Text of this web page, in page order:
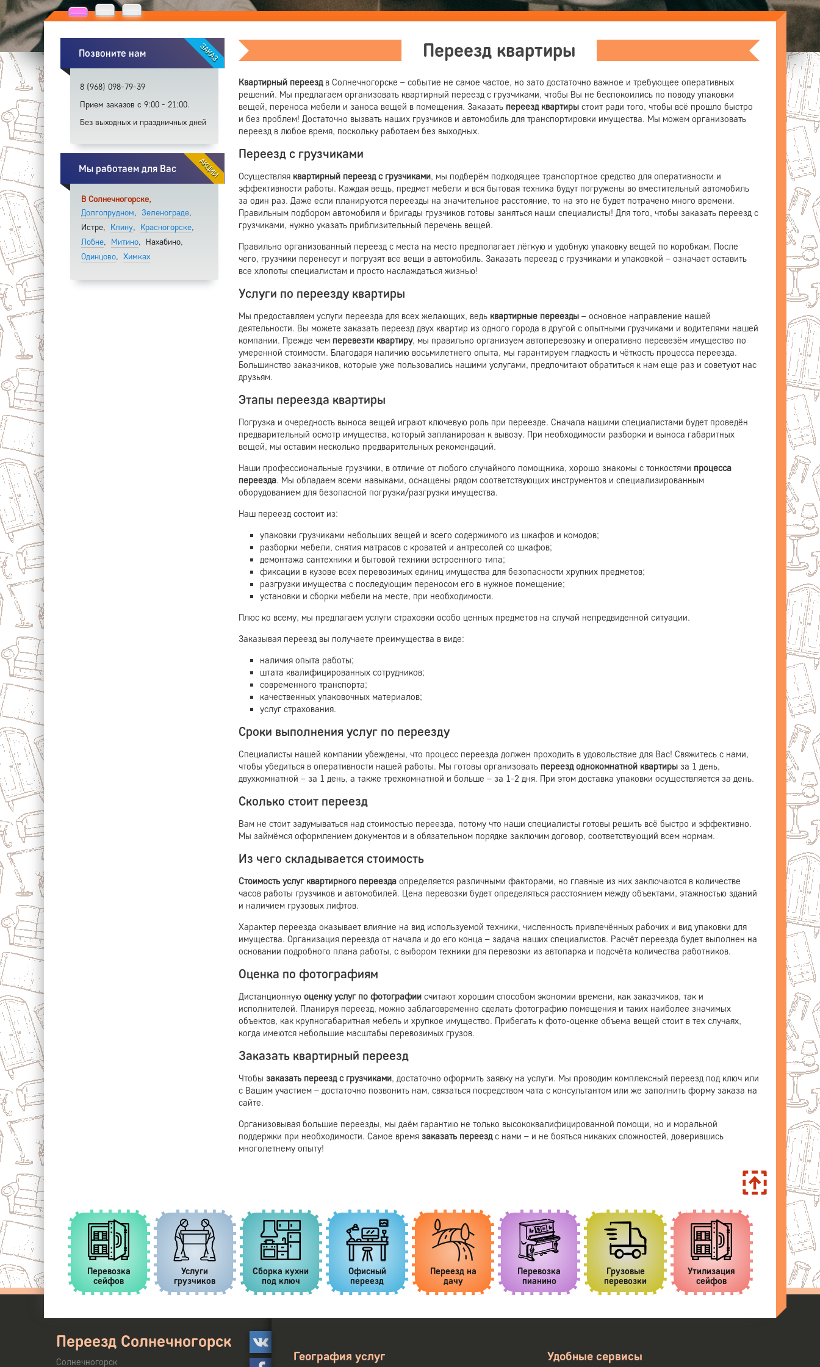
Позвоните нам ЗАКАЗ
8 (968) 098-79-39
Прием заказов с 9:00 - 21:00.
Без выходных и праздничных дней
Мы работаем для Вас АКЦИИ
В Солнечногорске,
Долгопрудном, Зеленограде,
Истре, Клину, Красногорске,
Лобне, Митино, Нахабино,
Одинцово, Химках
Переезд квартиры
Квартирный переездв Солнечногорске – событие не самое частое, но зато достаточно важное и требующее оперативных
решений. Мы предлагаем организовать квартирный переезд с грузчиками, чтобы Вы не беспокоились по поводу упаковки
вещей, переноса мебели и заноса вещей в помещения. Заказать переезд квартирыстоит ради того, чтобы всё прошло быстро
и без проблем! Достаточно вызвать наших грузчиков и автомобиль для транспортировки имущества. Мы можем организовать
переезд в любое время, поскольку работаем без выходных.
Переезд с грузчиками
Осуществляя квартирный переезд с грузчиками, мы подберём подходящее транспортное средство для оперативности и
эффективности работы. Каждая вещь, предмет мебели и вся бытовая техника будут погружены во вместительный автомобиль
за один раз. Даже если планируются переезды на значительное расстояние, то на это не будет потрачено много времени.
Правильным подбором автомобиля и бригады грузчиков готовы заняться наши специалисты! Для того, чтобы заказать переезд с
грузчиками, нужно указать приблизительный перечень вещей.
Правильно организованный переезд с места на место предполагает лёгкую и удобную упаковку вещей по коробкам. После
чего, грузчики перенесут и погрузят все вещи в автомобиль. Заказать переезд с грузчиками и упаковкой – означает оставить
все хлопоты специалистам и просто наслаждаться жизнью!
Услуги по переезду квартиры
Мы предоставляем услуги переезда для всех желающих, ведь квартирные переезды– основное направление нашей
деятельности. Вы можете заказать переезд двух квартир из одного города в другой с опытными грузчиками и водителями нашей
компании. Прежде чем перевезти квартиру, мы правильно организуем автоперевозку и оперативно перевезём имущество по
умеренной стоимости. Благодаря наличию восьмилетнего опыта, мы гарантируем гладкость и чёткость процесса переезда.
Большинство заказчиков, которые уже пользовались нашими услугами, предпочитают обратиться к нам еще раз и советуют нас
друзьям.
Этапы переезда квартиры
Погрузка и очередность выноса вещей играют ключевую роль при переезде. Сначала нашими специалистами будет проведён
предварительный осмотр имущества, который запланирован к вывозу. При необходимости разборки и выноса габаритных
вещей, мы оставим несколько предварительных рекомендаций.
Наши профессиональные грузчики, в отличие от любого случайного помощника, хорошо знакомы с тонкостями процесса
переезда. Мы обладаем всеми навыками, оснащены рядом соответствующих инструментов и специализированным
оборудованием для безопасной погрузки/разгрузки имущества.
Наш переезд состоит из:
упаковки грузчиками небольших вещей и всего содержимого из шкафов и комодов;
разборки мебели, снятия матрасов с кроватей и антресолей со шкафов;
демонтажа сантехники и бытовой техники встроенного типа;
фиксации в кузове всех перевозимых единиц имущества для безопасности хрупких предметов;
разгрузки имущества с последующим переносом его в нужное помещение;
установки и сборки мебели на месте, при необходимости.
Плюс ко всему, мы предлагаем услуги страховки особо ценных предметов на случай непредвиденной ситуации.
Заказывая переезд вы получаете преимущества в виде:
наличия опыта работы;
штата квалифицированных сотрудников;
современного транспорта;
качественных упаковочных материалов;
услуг страхования.
Сроки выполнения услуг по переезду
Специалисты нашей компании убеждены, что процесс переезда должен проходить в удовольствие для Вас! Свяжитесь с нами,
чтобы убедиться в оперативности нашей работы. Мы готовы организовать переезд однокомнатной квартиры за 1 день,
двухкомнатной – за 1 день, а также трехкомнатной и больше – за 1-2 дня. При этом доставка упаковки осуществляется за день.
Сколько стоит переезд
Вам не стоит задумываться над стоимостью переезда, потому что наши специалисты готовы решить всё быстро и эффективно.
Мы займёмся оформлением документов и в обязательном порядке заключим договор, соответствующий всем нормам.
Из чего складывается стоимость
Стоимость услуг квартирного переезда определяется различными факторами, но главные из них заключаются в количестве
часов работы грузчиков и автомобилей. Цена перевозки будет определяться расстоянием между объектами, этажностью зданий
и наличием грузовых лифтов.
Характер переезда оказывает влияние на вид используемой техники, численность привлечённых рабочих и вид упаковки для
имущества. Организация переезда от начала и до его конца – задача наших специалистов. Расчёт переезда будет выполнен на
основании подробного плана работы, с выбором техники для перевозки из автопарка и подсчёта количества работников.
Оценка по фотографиям
Дистанционнуюоценку услуг по фотографии считают хорошим способом экономии времени, как заказчиков, так и
исполнителей. Планируя переезд, можно заблаговременно сделать фотографию помещения и таких наиболее значимых
объектов, как крупногабаритная мебель и хрупкое имущество. Прибегать к фото-оценке объема вещей стоит в тех случаях,
когда имеются небольшие масштабы перевозимых грузов.
Заказать квартирный переезд
Чтобызаказать переезд с грузчиками, достаточно оформить заявку на услуги. Мы проводим комплексный переезд под ключ или
с Вашим участием – достаточно позвонить нам, связаться посредством чата с консультантом или же заполнить форму заказа на
сайте.
Организовывая большие переезды, мы даём гарантию не только высококвалифицированной помощи, но и моральной
поддержки при необходимости. Самое времязаказать переездс нами – и не бояться никаких сложностей, доверившись
многолетнему опыту!
старой
мебели
Перевозка
сейфов
Услуги
грузчиков
Сборка кухни
под ключ
Офисный
переезд
Переезд на
дачу
Перевозка
пианино
Грузовые
перевозки
Утилизация
сейфов
услуги
Переезд Солнечногорск
Солнечногорск География услуг Удобные сервисы